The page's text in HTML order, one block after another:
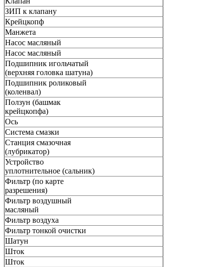
ЗИП к клапану
Крейцкопф
Манжета
Насос масляный
Насос масляный
Подшипник игольчатый
(верхняя головка шатуна)
Подшипник роликовый
(коленвал)
Ползун (башмак
крейцкопфа)
Ось
Система смазки
Станция смазочная
(лубрикатор)
Устройство
уплотнительное (сальник)
Фильтр (по карте
разрешения)
Фильтр воздушный
масляный
Фильтр воздуха
Фильтр тонкой очистки
Шатун
Шток
Шток